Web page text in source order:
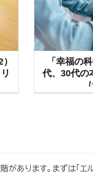
「幸福の
代、30代の
あります。まずは「エ